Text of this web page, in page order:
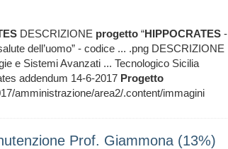
DESCRIZIONE progetto “HIPPOCRATES -
dell’uomo” - codice ... .png DESCRIZIONE
e Sistemi Avanzati ... Tecnologico Sicilia
addendum 14-6-2017 Progetto
amministrazione/area2/.content/immagini
Prof. Giammona (13%)